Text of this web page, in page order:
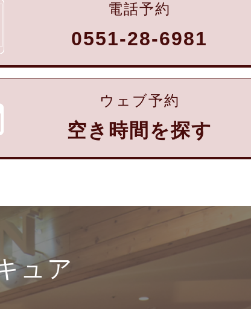
電話予約
0551-28-6981
ウェブ予約
空き時間を探す
ュア